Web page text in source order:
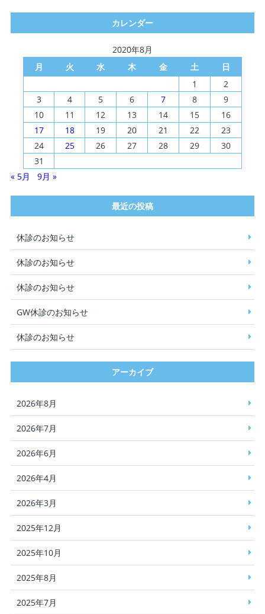
カレンダー
2020年8月
月
火 水 木 金 土
日
1
2
3
4 5 6 7 8
9
10
11 12 13 14 15
16
17
18 19 20 21 22
23
24
25 26 27 28 29
30
31
« 5月
9月 »
最近の投稿
休診のお知らせ
休診のお知らせ
休診のお知らせ
GW休診のお知らせ
休診のお知らせ
アーカイブ
2026年8月
2026年7月
2026年6月
2026年4月
2026年3月
2025年12月
2025年10月
2025年8月
2025年7月